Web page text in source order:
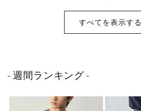
すべてを表示する
- 週間ランキング -